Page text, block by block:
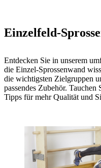
Einzelfeld-
Entdecken Sie in unserem
die Einzel-Sprossenwand
die wichtigsten Zielgruppen
passendes Zubehör.
Tipps für mehr Qualität und